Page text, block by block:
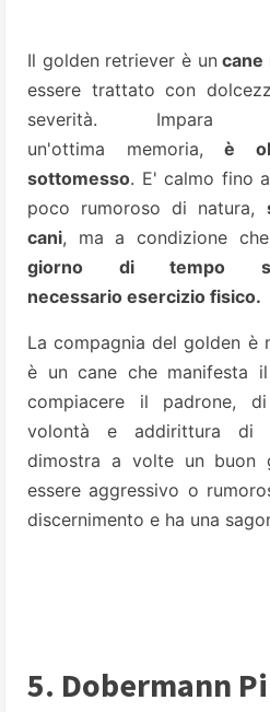
Il golden retriever è un cane
essere trattato con
severità. Impara
un'ottima memoria, è
sottomesso. E' calmo fino
poco rumoroso di natura,
cani, ma a condizione
giorno di tempo
necessario esercizio fisico.
La compagnia del golden è
è un cane che manifesta
compiacere il padrone,
volontà e addirittura di
dimostra a volte un buon
essere aggressivo o
discernimento e ha una
5. Dobermann